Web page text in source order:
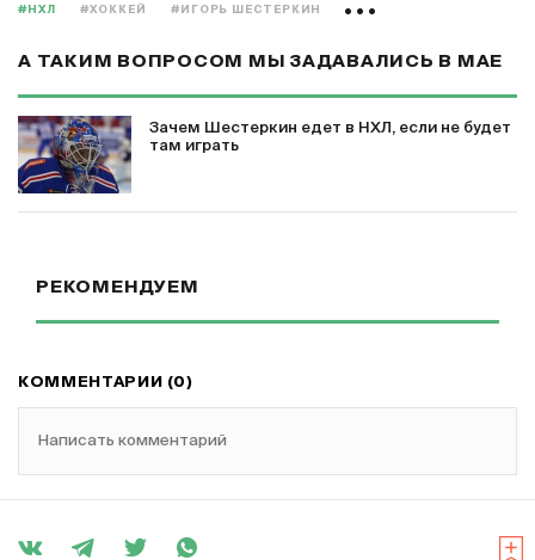
#НХЛ #ХОККЕЙ #ИГОРЬ ШЕСТЕРКИН
А ТАКИМ ВОПРОСОМ МЫ ЗАДАВАЛИСЬ В МАЕ
Зачем Шестеркин едет в НХЛ, если не будет
там играть
РЕКОМЕНДУЕМ
КОММЕНТАРИИ (0)
Написать комментарий